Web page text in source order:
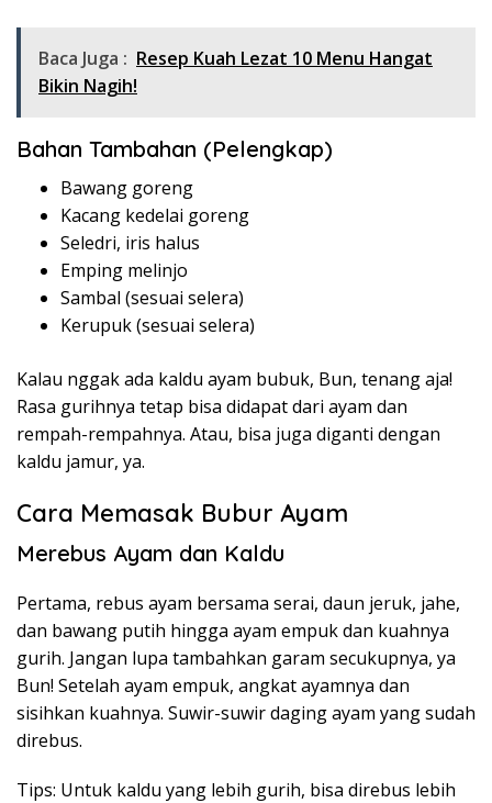
Baca Juga : Resep Kuah Lezat 10 Menu Hangat
Bikin Nagih!
Bahan Tambahan (Pelengkap)
Bawang goreng
Kacang kedelai goreng
Seledri, iris halus
Emping melinjo
Sambal (sesuai selera)
Kerupuk (sesuai selera)
Kalau nggak ada kaldu ayam bubuk, Bun, tenang aja!
Rasa gurihnya tetap bisa didapat dari ayam dan
rempah-rempahnya. Atau, bisa juga diganti dengan
kaldu jamur, ya.
Cara Memasak Bubur Ayam
Merebus Ayam dan Kaldu
Pertama, rebus ayam bersama serai, daun jeruk, jahe,
dan bawang putih hingga ayam empuk dan kuahnya
gurih. Jangan lupa tambahkan garam secukupnya, ya
Bun! Setelah ayam empuk, angkat ayamnya dan
sisihkan kuahnya. Suwir-suwir daging ayam yang sudah
direbus.
Tips: Untuk kaldu yang lebih gurih, bisa direbus lebih